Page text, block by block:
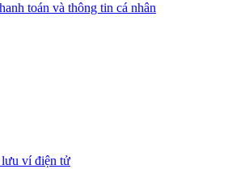
toán và thông tin cá nhân
ví điện tử